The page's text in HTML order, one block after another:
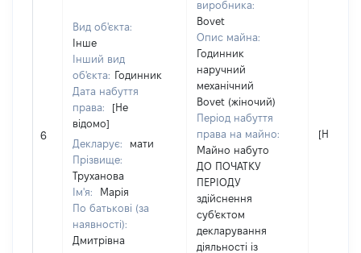
6
Вид об'єкта:
Інше
Інший вид
об'єкта: Годинник
Дата набуття
права:
[Не
відомо]
Декларує:
мати
Прізвище:
Труханова
Ім'я:
Марія
По батькові (за
наявності):
Дмитрівна
виробника:
Bovet
Опис майна:
Годинник
наручний
механічний
Bovet (жіночий)
Період набуття
права на майно:
Майно набуто
ДО ПОЧАТКУ
ПЕРІОДУ
здійснення
суб'єктом
декларування
діяльності із
[Не